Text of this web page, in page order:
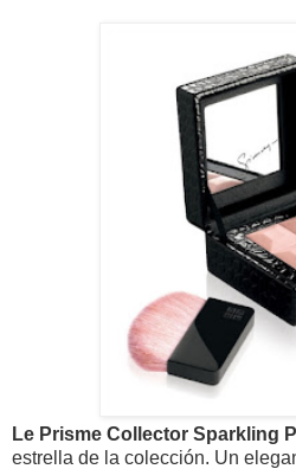
Le Prisme Collector Sparkling
estrella de la colección. Un